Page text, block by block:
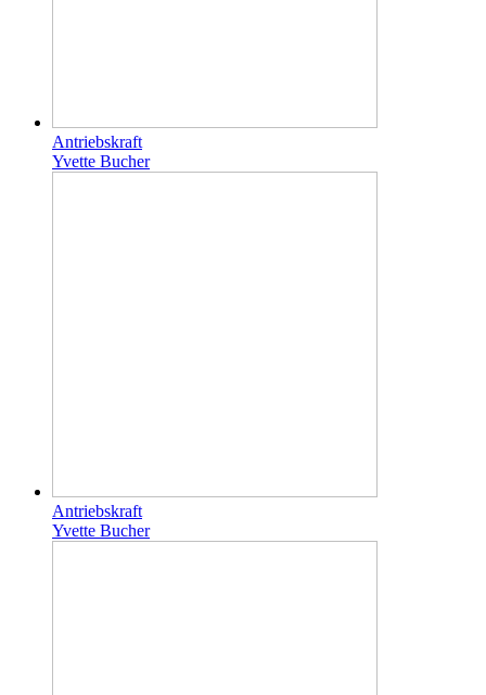
Antriebskraft
Yvette Bucher
Antriebskraft
Yvette Bucher